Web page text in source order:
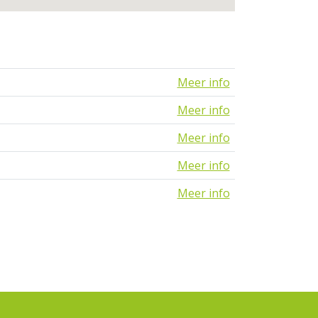
Meer info
Meer info
Meer info
Meer info
Meer info